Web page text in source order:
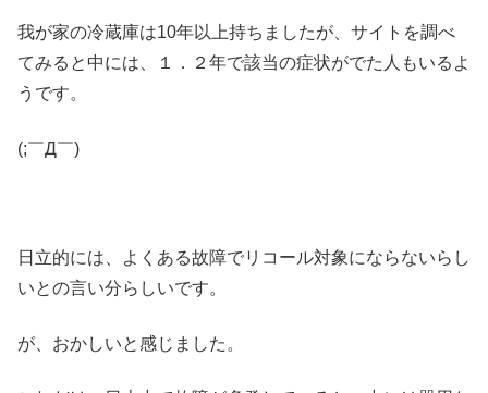
我が家の冷蔵庫は10年以上持ちましたが、サイトを調べ
てみると中には、１．２年で該当の症状がでた人もいるよ
うです。
(;￣Д￣)
日立的には、よくある故障でリコール対象にならないらし
いとの言い分らしいです。
が、おかしいと感じました。